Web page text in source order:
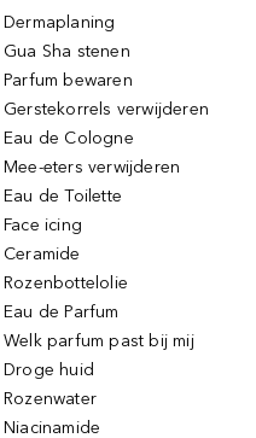
Dermaplaning
Gua Sha stenen
Parfum bewaren
Gerstekorrels verwijderen
Eau de Cologne
Mee-eters verwijderen
Eau de Toilette
Face icing
Ceramide
Rozenbottelolie
Eau de Parfum
Welk parfum past bij mij
Droge huid
Rozenwater
Niacinamide